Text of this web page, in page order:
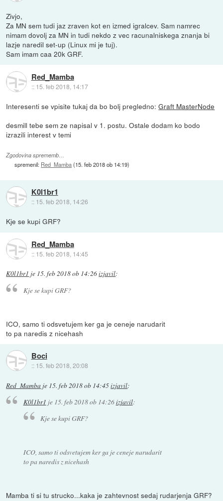
Zivjo,
Za MN sem tudi jaz zraven kot en izmed igralcev. Sam namrec
nimam dovolj za MN in tudi nekdo z vec racunalniskega znanja bi
lazje naredil set-up (Linux mi je tuj).
Sam imam caa 20k GRF.
Red_Mamba
:: 15. feb 2018, 14:17
Interesenti se vpisite tukaj da bo bolj pregledno:Graft MasterNode
desmill tebe sem ze napisal v 1. postu. Ostale dodam ko bodo
izrazili interest v temi
Zgodovina sprememb…
spremenil: Red_Mamba(15. feb 2018 ob 14:19)
K0l1br1
:: 15. feb 2018, 14:26
Kje se kupi GRF?
Red_Mamba
:: 15. feb 2018, 14:45
K0l1br1 je 15. feb 2018 ob 14:26izjavil:
Kje se kupi GRF?
ICO, samo ti odsvetujem ker ga je ceneje narudarit
to pa naredis z nicehash
Boci
:: 15. feb 2018, 20:08
Red_Mamba je 15. feb 2018 ob 14:45izjavil:
K0l1br1 je 15. feb 2018 ob 14:26izjavil:
Kje se kupi GRF?
ICO, samo ti odsvetujem ker ga je ceneje narudarit
to pa naredis z nicehash
Mamba ti si tu strucko...kaka je zahtevnost sedaj rudarjenja GRF?